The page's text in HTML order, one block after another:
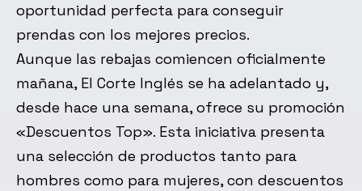
oportunidad perfecta para conseguir
prendas con los mejores precios.
Aunque las rebajas comiencen oficialmente
mañana, El Corte Inglés se ha adelantado y,
desde hace una semana, ofrece su promoción
«Descuentos Top». Esta iniciativa presenta
una selección de productos tanto para
hombres como para mujeres, con descuentos